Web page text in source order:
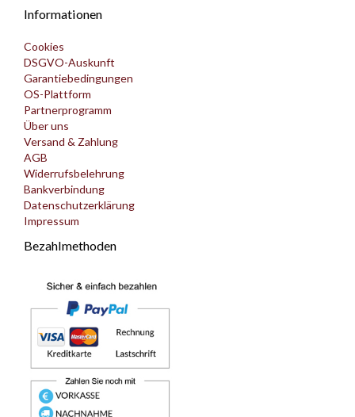
Informationen
Cookies
DSGVO-Auskunft
Garantiebedingungen
OS-Plattform
Partnerprogramm
Über uns
Versand & Zahlung
AGB
Widerrufsbelehrung
Bankverbindung
Datenschutzerklärung
Impressum
Bezahlmethoden